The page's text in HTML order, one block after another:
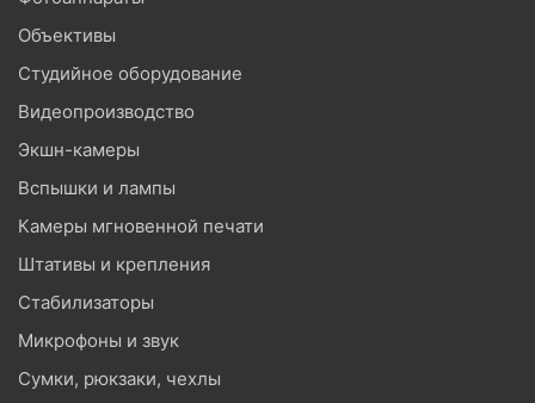
Объективы
Студийное оборудование
Видеопроизводство
Экшн-камеры
Вспышки и лампы
Камеры мгновенной печати
Штативы и крепления
Стабилизаторы
Микрофоны и звук
Сумки, рюкзаки, чехлы